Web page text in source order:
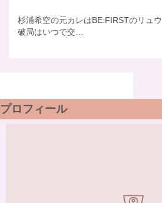
杉浦希空の元カレはBE:FIRSTのリュウ
破局はいつで交…
プロフィール